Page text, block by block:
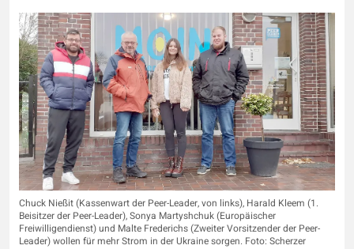
Chuck Nießit (Kassenwart der Peer-Leader, von links), Harald Kleem (1.
Beisitzer der Peer-Leader), Sonya Martyshchuk (Europäischer
Freiwilligendienst) und Malte Frederichs (Zweiter Vorsitzender der Peer-
Leader) wollen für mehr Strom in der Ukraine sorgen. Foto: Scherzer